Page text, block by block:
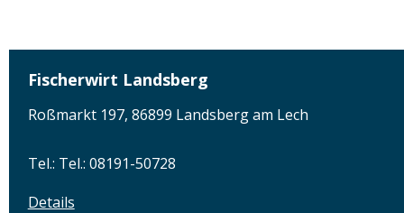
Fischerwirt Landsberg
Roßmarkt 197, 86899 Landsberg am Lech
Tel.: Tel.: 08191-50728
Details